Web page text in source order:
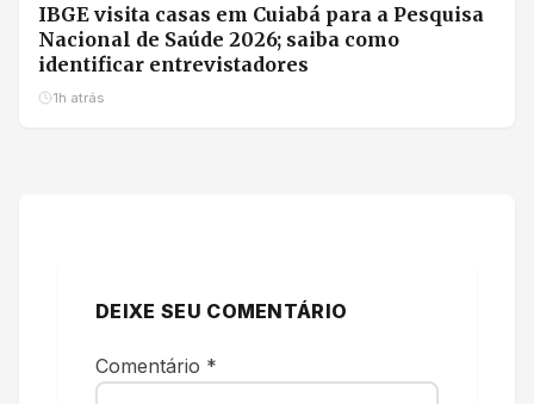
IBGE visita casas em Cuiabá para a Pesquisa
Nacional de Saúde 2026; saiba como
identificar entrevistadores
1h atrás
DEIXE SEU COMENTÁRIO
Comentário *